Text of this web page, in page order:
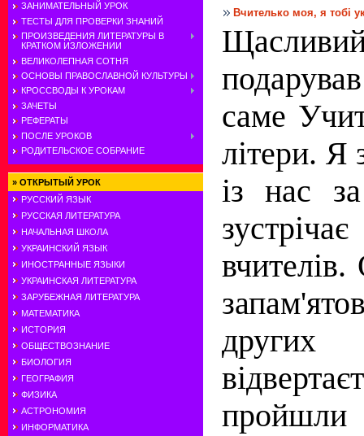
ЗАНИМАТЕЛЬНЫЙ УРОК
ТЕСТЫ ДЛЯ ПРОВЕРКИ ЗНАНИЙ
ПРОИЗВЕДЕНИЯ ЛИТЕРАТУРЫ В
КРАТКОМ ИЗЛОЖЕНИИ
ВЕЛИКОЛЕПНАЯ СОТНЯ
ОСНОВЫ ПРАВОСЛАВНОЙ КУЛЬТУРЫ
КРОССВОДЫ К УРОКАМ
ЗАЧЕТЫ
РЕФЕРАТЫ
ПОСЛЕ УРОКОВ
РОДИТЕЛЬСКОЕ СОБРАНИЕ
» ОТКРЫТЫЙ УРОК
РУССКИЙ ЯЗЫК
РУССКАЯ ЛИТЕРАТУРА
НАЧАЛЬНАЯ ШКОЛА
УКРАИНСКИЙ ЯЗЫК
ИНОСТРАННЫЕ ЯЗЫКИ
УКРАИНСКАЯ ЛИТЕРАТУРА
ЗАРУБЕЖНАЯ ЛИТЕРАТУРА
МАТЕМАТИКА
ИСТОРИЯ
ОБЩЕСТВОЗНАНИЕ
БИОЛОГИЯ
ГЕОГРАФИЯ
ФИЗИКА
АСТРОНОМИЯ
ИНФОРМАТИКА
Вчителько моя, я тобi
саме
лiтери. Я
iз нас